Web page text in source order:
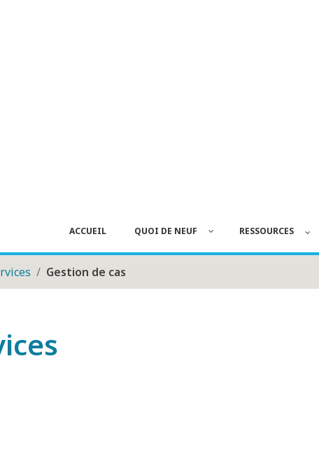
ACCUEIL QUOI DE NEUF RESSOURCES
Gestion de cas